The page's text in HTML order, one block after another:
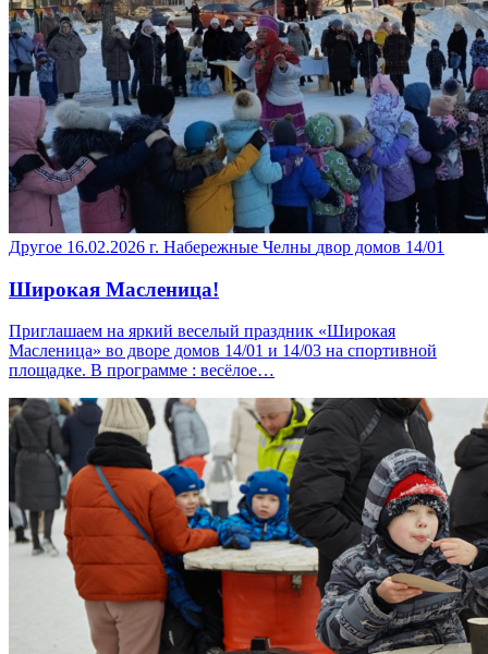
Другое 16.02.2026 г. Набережные Челны двор домов 14/01
Широкая Масленица!
Приглашаем на яркий веселый праздник «Широкая
Масленица» во дворе домов 14/01 и 14/03 на спортивной
площадке. В программе : весёлое…